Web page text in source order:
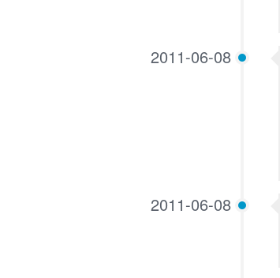
2011-06-08
2011-06-08